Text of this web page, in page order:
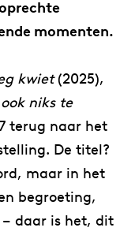
momenten.
kwiet(2025),
ook niks te
terug naar het
De titel?
maar in het
begroeting,
daar is het, dit